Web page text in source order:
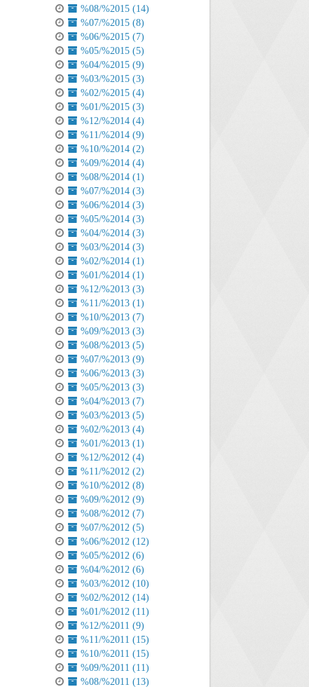
%08/%2015 (14)
%07/%2015 (8)
%06/%2015 (7)
%05/%2015 (5)
%04/%2015 (9)
%03/%2015 (3)
%02/%2015 (4)
%01/%2015 (3)
%12/%2014 (4)
%11/%2014 (9)
%10/%2014 (2)
%09/%2014 (4)
%08/%2014 (1)
%07/%2014 (3)
%06/%2014 (3)
%05/%2014 (3)
%04/%2014 (3)
%03/%2014 (3)
%02/%2014 (1)
%01/%2014 (1)
%12/%2013 (3)
%11/%2013 (1)
%10/%2013 (7)
%09/%2013 (3)
%08/%2013 (5)
%07/%2013 (9)
%06/%2013 (3)
%05/%2013 (3)
%04/%2013 (7)
%03/%2013 (5)
%02/%2013 (4)
%01/%2013 (1)
%12/%2012 (4)
%11/%2012 (2)
%10/%2012 (8)
%09/%2012 (9)
%08/%2012 (7)
%07/%2012 (5)
%06/%2012 (12)
%05/%2012 (6)
%04/%2012 (6)
%03/%2012 (10)
%02/%2012 (14)
%01/%2012 (11)
%12/%2011 (9)
%11/%2011 (15)
%10/%2011 (15)
%09/%2011 (11)
%08/%2011 (13)